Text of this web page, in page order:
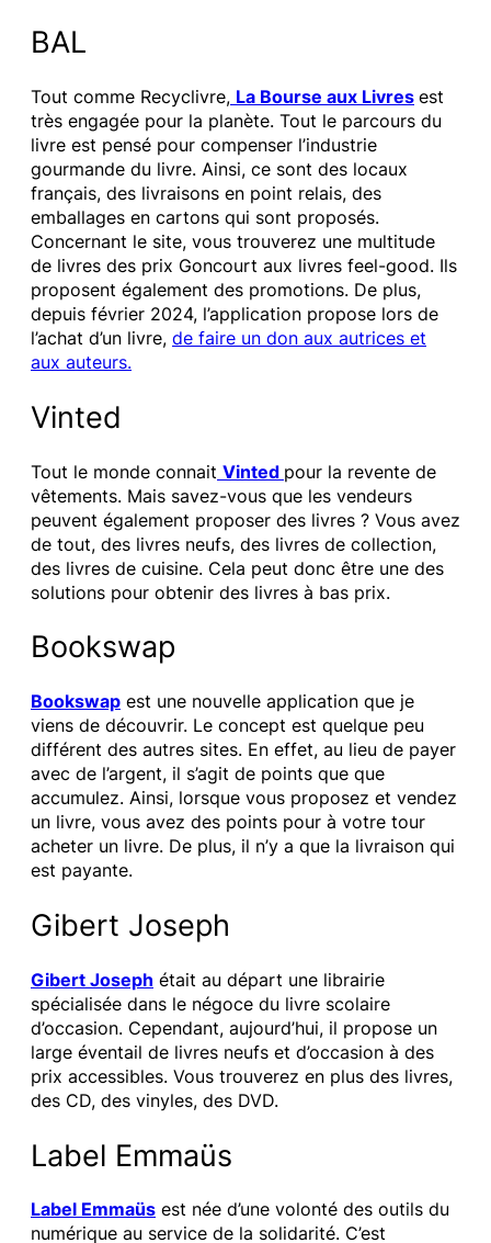
BAL
Tout comme Recyclivre, La Bourse aux Livres est
très engagée pour la planète. Tout le parcours du
livre est pensé pour compenser l’industrie
gourmande du livre. Ainsi, ce sont des locaux
français, des livraisons en point relais, des
emballages en cartons qui sont proposés.
Concernant le site, vous trouverez une multitude
de livres des prix Goncourt aux livres feel-good. Ils
proposent également des promotions. De plus,
depuis février 2024, l’application propose lors de
l’achat d’un livre, de faire un don aux autrices et
aux auteurs.
Vinted
Tout le monde connait Vinted pour la revente de
vêtements. Mais savez-vous que les vendeurs
peuvent également proposer des livres ? Vous avez
de tout, des livres neufs, des livres de collection,
des livres de cuisine. Cela peut donc être une des
solutions pour obtenir des livres à bas prix.
Bookswap
Bookswap est une nouvelle application que je
viens de découvrir. Le concept est quelque peu
différent des autres sites. En effet, au lieu de payer
avec de l’argent, il s’agit de points que que
accumulez. Ainsi, lorsque vous proposez et vendez
un livre, vous avez des points pour à votre tour
acheter un livre. De plus, il n’y a que la livraison qui
est payante.
Gibert Joseph
Gibert Joseph était au départ une librairie
spécialisée dans le négoce du livre scolaire
d’occasion. Cependant, aujourd’hui, il propose un
large éventail de livres neufs et d’occasion à des
prix accessibles. Vous trouverez en plus des livres,
des CD, des vinyles, des DVD.
Label Emmaüs
Label Emmaüs est née d’une volonté des outils du
numérique au service de la solidarité. C’est